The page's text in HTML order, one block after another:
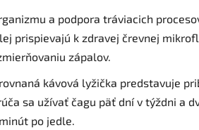
a podpora tráviacich
prispievajú k zdravej črevnej
zápalov.
kávová lyžička predstavuje
sa užívať čagu päť dní v týždni a
po jedle.